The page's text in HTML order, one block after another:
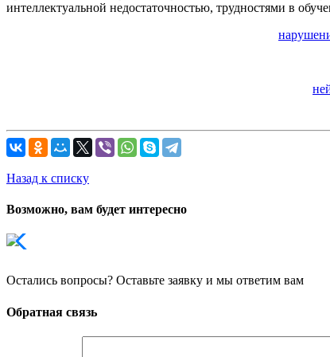
интеллектуальной недостаточ­ностью, трудностями в
Назад к списку
Возможно, вам будет интересно
Остались вопросы? Оставьте заявку и мы ответим вам
Обратная связь